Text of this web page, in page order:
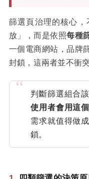
篩選頁治理的核心，
放」，而是依照每種
一個電商網站，品牌
封鎖，這兩者並不衝突
判斷篩選組合
使用者會用這
需求就值得做
鎖。